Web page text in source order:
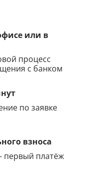
или в
процесс
с банком
по заявке
взноса
первый платёж